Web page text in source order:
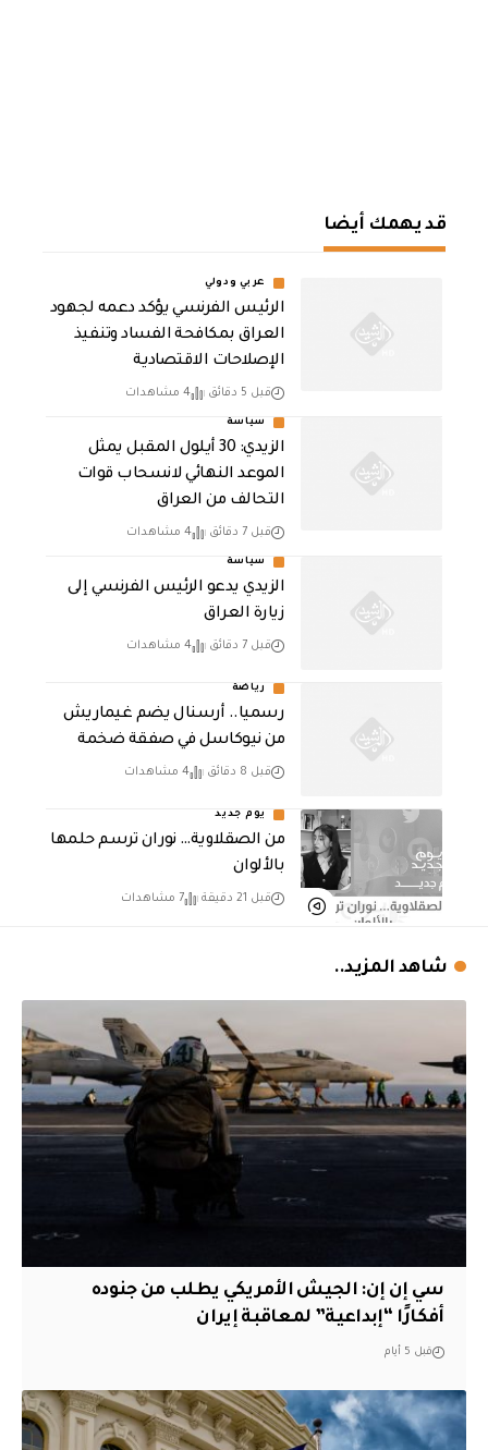
قد يهمك أيضا
عربي ودولي
الرئيس الفرنسي يؤكد دعمه لجهود
العراق بمكافحة الفساد وتنفيذ
الإصلاحات الاقتصادية
قبل 5 دقائق 4 مشاهدات
سياسة
الزيدي: 30 أيلول المقبل يمثل
الموعد النهائي لانسحاب قوات
التحالف من العراق
قبل 7 دقائق 4 مشاهدات
سياسة
الزيدي يدعو الرئيس الفرنسي إلى
زيارة العراق
قبل 7 دقائق 4 مشاهدات
رياضة
رسميا.. أرسنال يضم غيماريش
من نيوكاسل في صفقة ضخمة
قبل 8 دقائق 4 مشاهدات
يوم جديد
من الصقلاوية… نوران ترسم حلمها
بالألوان
قبل 21 دقيقة 7 مشاهدات
شاهد المزيد..
سي إن إن: الجيش الأمريكي يطلب من جنوده
أفكارًا “إبداعية” لمعاقبة إيران
قبل 5 أيام